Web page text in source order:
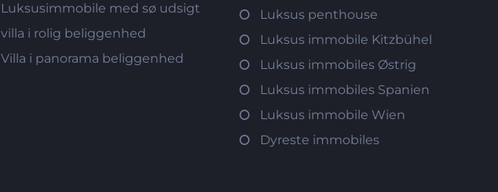
Luksusimmobile med sø udsigt
villa i rolig beliggenhed
Villa i panorama beliggenhed
Luksus penthouse
Luksus immobile Kitzbühel
Luksus immobiles Østrig
Luksus immobiles Spanien
Luksus immobile Wien
Dyreste immobiles